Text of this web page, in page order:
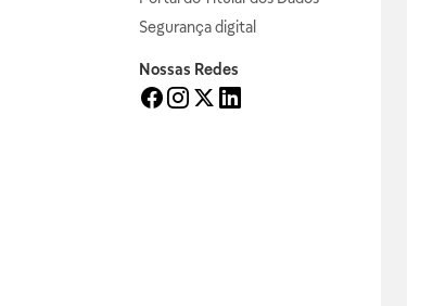
Segurança digital
Nossas Redes